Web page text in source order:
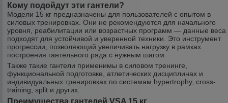
Кому подойдут эти гантели?
Модели 15 кг предназначены для пользователей с опытом в
силовых тренировках. Они не рекомендуются для начального
уровня, реабилитации или возрастных программ — данные веса
подходят для устойчивой и уверенной техники. Это инструмент
прогрессии, позволяющий увеличивать нагрузку в рамках
построения гантельного ряда с нужным шагом.
Также такие гантели применимы в силовом тренинге,
функциональной подготовке, атлетических дисциплинах и
индивидуальных тренировках по системам hypertrophy, cross-
training, split и других.
Преимущества гантелей VSA 15 кг